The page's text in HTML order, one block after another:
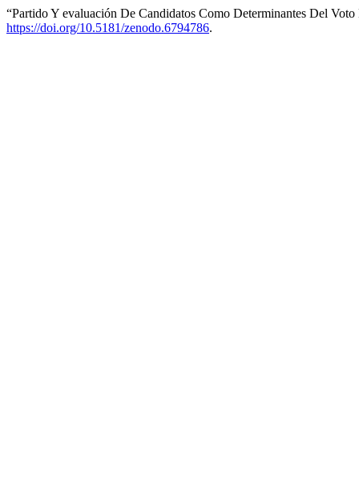
“Partido Y evaluación De Candidatos Como Determinantes Del
https://doi.org/10.5181/zenodo.6794786.